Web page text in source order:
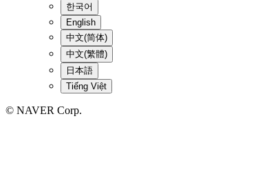
한국어
English
中文(简体)
中文(繁體)
日本語
Tiếng Việt
© NAVER Corp.